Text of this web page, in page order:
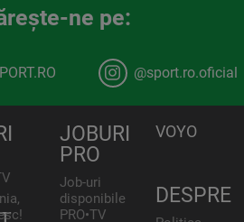
ne pe:
@sport.ro.oficial
JOBURI
PRO
Job-uri
disponibile
PRO•TV
VOYO
DESPRE